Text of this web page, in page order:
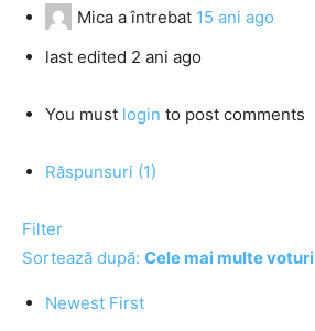
Mica a întrebat 15 ani ago
last edited 2 ani ago
You must login to post comments
Răspunsuri (1)
Filter
Sortează după: Cele mai multe voturi
Newest First